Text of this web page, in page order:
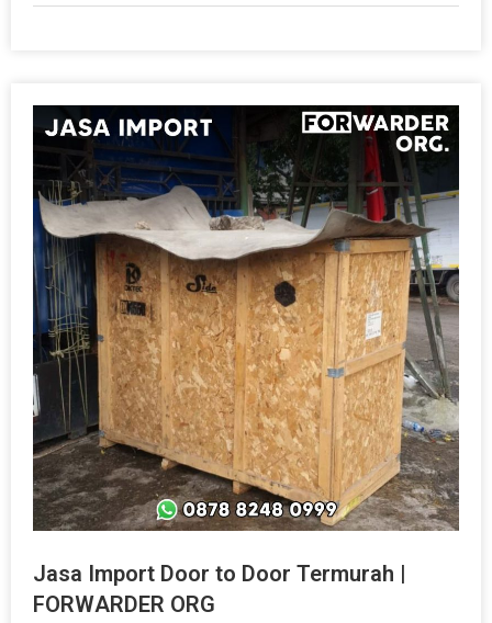
Jasa Import Door to Door Termurah |
FORWARDER ORG